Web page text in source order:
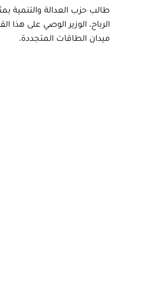
طالب حزب العدالة والتنمية
الرباح، الوزير الوصي على
ميدان الطاقات المتجددة.